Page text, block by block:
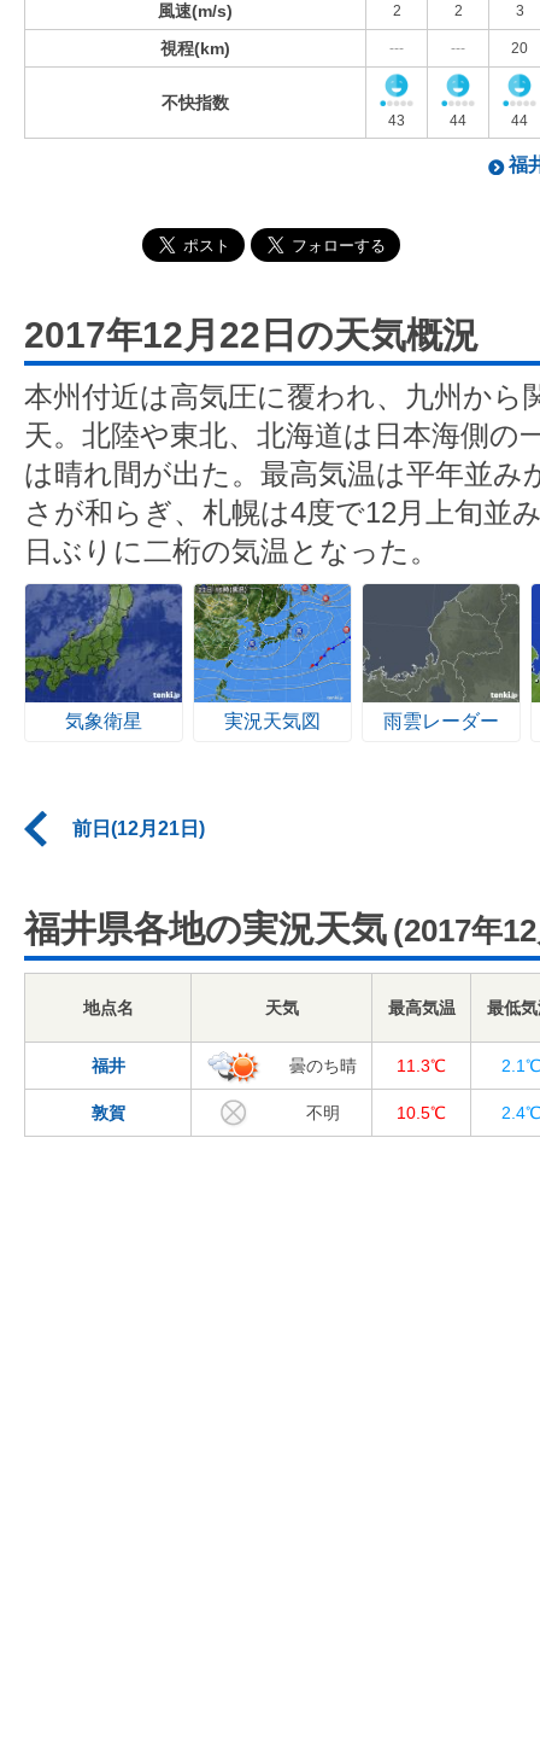
風速(m/s) 2 2 3
視程(km) --- --- 20
不快指数
43 44 44
福
2017年12月22日の天気概況
本州付近は高気圧に覆われ、九州から
天。北陸や東北、北海道は日本海側の
は晴れ間が出た。最高気温は平年並み
さが和らぎ、札幌は4度で12月上旬並
日ぶりに二桁の気温となった。
気象衛星 実況天気図 雨雲レーダー
前日(12月21日)
福井県各地の実況天気 (2017年
地点名 天気 最高気温 最低
福井 曇のち晴 11.3℃ 2.1℃
敦賀 不明 10.5℃ 2.4℃